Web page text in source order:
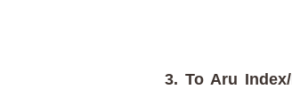
3. To Aru